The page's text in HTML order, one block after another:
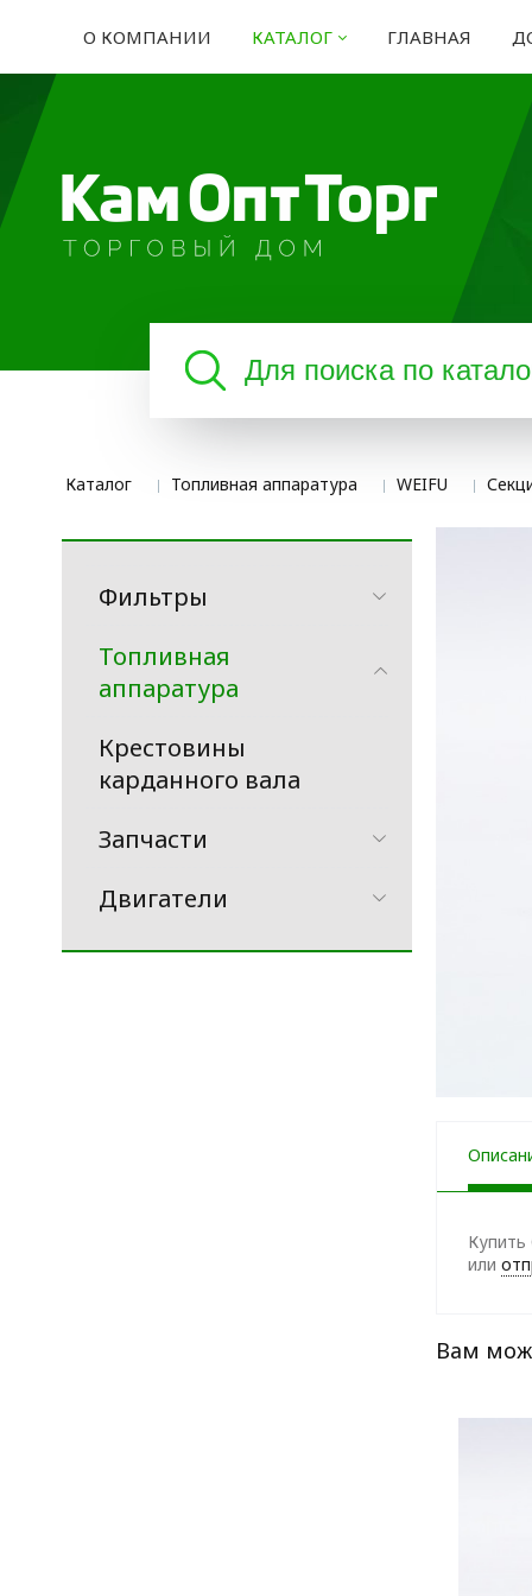
О КОМПАНИИ КАТАЛОГ ГЛАВНАЯ
Каталог Топливная аппаратура WEIFU
Фильтры
Топливная
аппаратура
Крестовины
карданного вала
Запчасти
Двигатели
или
Вам